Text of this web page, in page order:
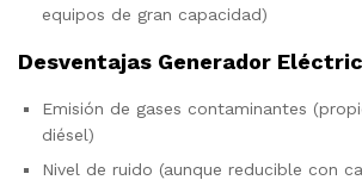
equipos de gran capacidad)
Desventajas Generador
Emisión de gases contaminantes
diésel)
Nivel de ruido (aunque reducible con